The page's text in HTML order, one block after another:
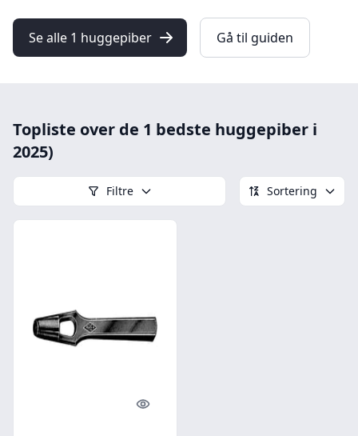
Se alle 1 huggepiber Gå til guiden
Topliste over de 1 bedste huggepiber i
2025)
Filtre Sortering
Quick look